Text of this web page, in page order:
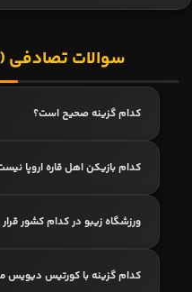
سوالات تصادفی
کدام گزینه صحیح است؟
کدام بازیکن اهل قاره اروپا
ورزشگاه زیبو در کدام کشور قرار
کدام گزینه با کورتیس ديویس